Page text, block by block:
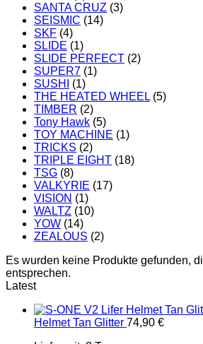
SANTA CRUZ (3)
SEISMIC (14)
SKF (4)
SLIDE (1)
SLIDE PERFECT (2)
SUPER7 (1)
SUSHI
(1)
THE HEATED WHEEL (5)
TIMBER (2)
Tony Hawk (5)
TOY MACHINE (1)
TRICKS (2)
TRIPLE EIGHT (18)
TSG (8)
VALKYRIE (17)
VISION (1)
WALTZ (10)
YOW (14)
ZEALOUS (2)
Es wurden keine Produkte gefunden,
entsprechen.
Latest
Helmet Tan Glitter 74,90 €